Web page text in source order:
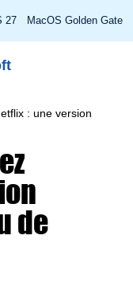
27 MacOS Golden Gate
: une version
de